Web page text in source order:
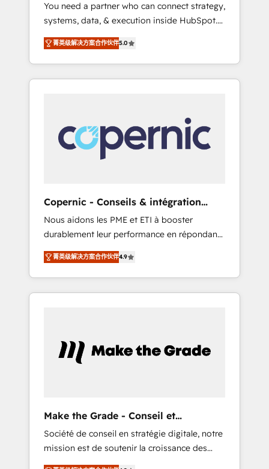
data integrity. ➤ Implementation: Configure
HubSpot to run your revenue process. Sales,
marketing, and service wired together. ➤ AI
and Integrations: Layer Breeze AI, custom
agents, and APIs to remove manual work. ➤
Ongoing Management: Monthly tune-ups,
portal? We are built for the work.
You need a partner who can connect strategy,
systems, data, & execution inside HubSpot.
We bridge the gap where most agencies fall
short by combining GTM strategy with
technical execution to solve the right
problem with the right solution. As the only
our clients gain a unique advantage in CRM
architecture, pipeline generation, data
intelligence, and go-to-market execution.
days ⚡ - Global: 75+ RPers across five
continents 🌐 - Scale: Largest organically
grown & fastest tiering Elite HubSpot Partner
🪴 - Sales Hub: More implementations than
any other Partner 💻 - Migrations: We convert
Salesforce addicts to HubSpot evangelists 🧡
Don't hire a marketing agency for an Ops
菁英级解决方案合作伙伴5.0
Copernic - Conseils & intégration
HubSpot
Nous aidons les PME et ETI à booster
durablement leur performance en répondant
aux vrais défis : • Intégration de HubSpot
avec d’autres outils (ERP, téléphonie, etc.) •
Alignement des équipes grâce à un outil et
des données partagées • Amélioration de la
Notre équipe de 30 consultants certifiés
HubSpot aborde chaque projet avec un
objectifs d’entreprise. Grâce à une
méthodologie éprouvée auprès de plus de
400 clients, nous comprenons rapidement
vos enjeux et intégrons parfaitement
菁英级解决方案合作伙伴4.9
Make the Grade - Conseil et
intégrateur HubSpot
Société de conseil en stratégie digitale, notre
mission est de soutenir la croissance des
entreprises B2B à travers l’acquisition de